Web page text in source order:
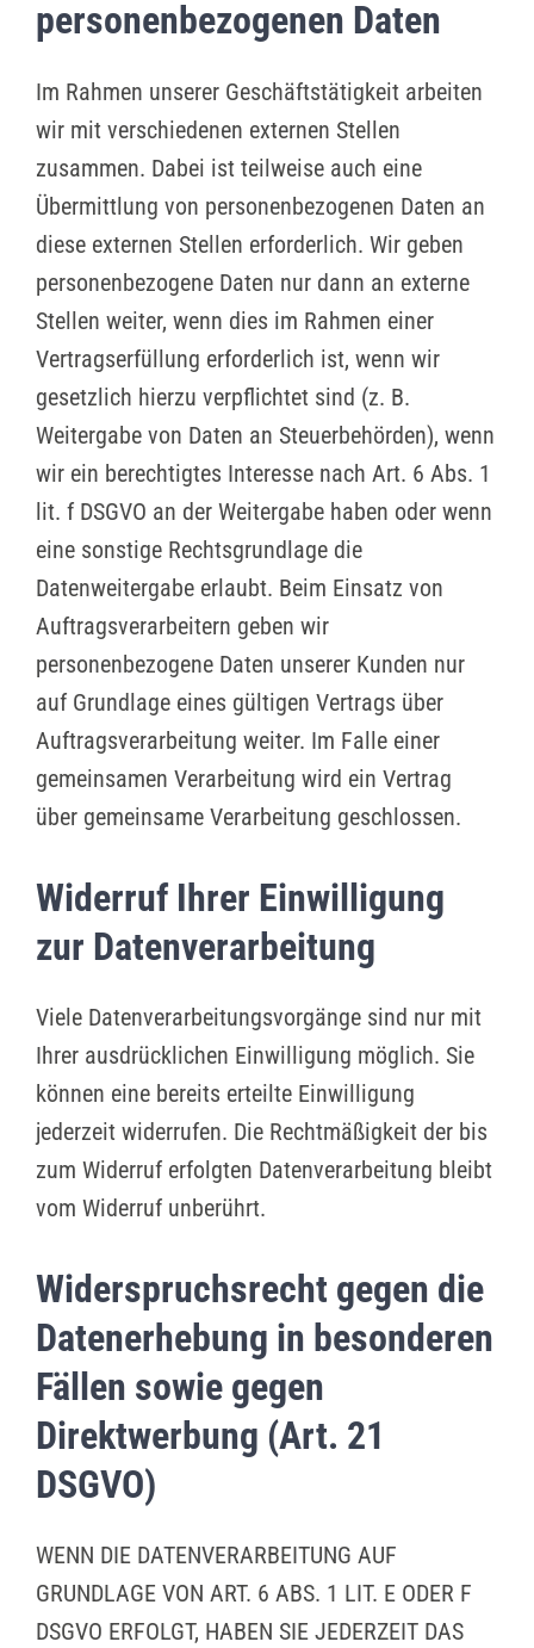
personenbezogenen Daten
Im Rahmen unserer Geschäftstätigkeit arbeiten
wir mit verschiedenen externen Stellen
zusammen. Dabei ist teilweise auch eine
Übermittlung von personenbezogenen Daten an
diese externen Stellen erforderlich. Wir geben
personenbezogene Daten nur dann an externe
Stellen weiter, wenn dies im Rahmen einer
Vertragserfüllung erforderlich ist, wenn wir
gesetzlich hierzu verpflichtet sind (z. B.
Weitergabe von Daten an Steuerbehörden), wenn
wir ein berechtigtes Interesse nach Art. 6 Abs. 1
lit. f DSGVO an der Weitergabe haben oder wenn
eine sonstige Rechtsgrundlage die
Datenweitergabe erlaubt. Beim Einsatz von
Auftragsverarbeitern geben wir
personenbezogene Daten unserer Kunden nur
auf Grundlage eines gültigen Vertrags über
Auftragsverarbeitung weiter. Im Falle einer
gemeinsamen Verarbeitung wird ein Vertrag
über gemeinsame Verarbeitung geschlossen.
Widerruf Ihrer Einwilligung
zur Datenverarbeitung
Viele Datenverarbeitungsvorgänge sind nur mit
Ihrer ausdrücklichen Einwilligung möglich. Sie
können eine bereits erteilte Einwilligung
jederzeit widerrufen. Die Rechtmäßigkeit der bis
zum Widerruf erfolgten Datenverarbeitung bleibt
vom Widerruf unberührt.
Widerspruchsrecht gegen die
Datenerhebung in besonderen
Fällen sowie gegen
Direktwerbung (Art. 21
DSGVO)
WENN DIE DATENVERARBEITUNG AUF
GRUNDLAGE VON ART. 6 ABS. 1 LIT. E ODER F
DSGVO ERFOLGT, HABEN SIE JEDERZEIT DAS